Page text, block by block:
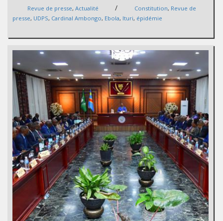
Revue de presse, Actualité / Constitution, Revue de
presse, UDPS, Cardinal Ambongo, Ebola, Ituri, épidémie